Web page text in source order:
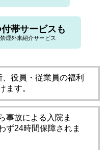
帯サービスも
煙外来紹介サービス
役員・従業員の福利
ます。
事故による入院ま
ず24時間保障されま